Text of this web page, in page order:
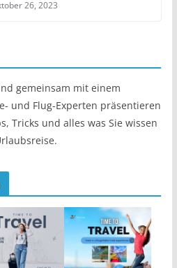
26, 2023
gemeinsam mit einem
und Flug-Experten präsentieren
Tricks und alles was Sie wissen